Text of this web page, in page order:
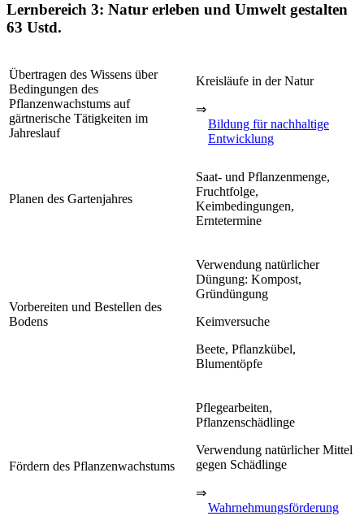
Lernbereich 3: Natur erleben und Umwelt gestalten
63 Ustd.
Übertragen des Wissens über
Bedingungen des
Pflanzenwachstums auf
gärtnerische Tätigkeiten im
Jahreslauf
Kreisläufe in der Natur
⇒
Bildung für nachhaltige
Entwicklung
Planen des Gartenjahres
Saat- und Pflanzenmenge,
Fruchtfolge,
Keimbedingungen,
Erntetermine
Vorbereiten und Bestellen des
Bodens
Verwendung natürlicher
Düngung: Kompost,
Gründüngung
Keimversuche
Beete, Pflanzkübel,
Blumentöpfe
Fördern des Pflanzenwachstums
Pflegearbeiten,
Pflanzenschädlinge
Verwendung natürlicher Mittel
gegen Schädlinge
⇒
Wahrnehmungsförderung